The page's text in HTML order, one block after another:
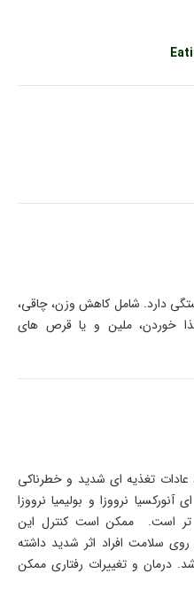
دارد. شامل کاهش وزن، چاقی،
غذا خوردن، ملین و یا قرص های
عادات تغذیه ای شدید و خطرناکی
نرووزا و بولیمیا نرووزا
تر است. ممکن است کنترل این
سلامت افراد اثر شدید داشته
درمان و تغییرات رفتاری ممکن